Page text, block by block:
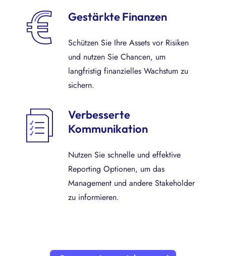
Gestärkte Finanzen
Schützen Sie Ihre Assets vor Risiken
und nutzen Sie Chancen, um
langfristig finanzielles Wachstum zu
sichern.
Verbesserte
Kommunikation
Nutzen Sie schnelle und effektive
Reporting Optionen, um das
Management und andere Stakeholder
zu informieren.